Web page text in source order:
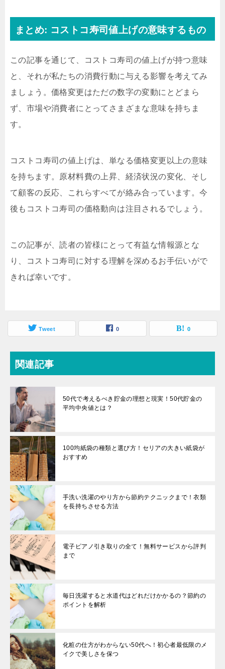
まとめ: コストコ寿司値上げの意味するもの
この記事を通じて、コストコ寿司の値上げが持つ意味
と、それが私たちの消費行動に与える影響を考えてみ
ましょう。価格変更はただの数字の変動にとどまら
ず、市場や消費者にとってさまざまな意味を持ちま
す。
コストコ寿司の値上げは、単なる価格変更以上の意味
を持ちます。原材料費の上昇、経済状況の変化、そし
て顧客の反応、これらすべてが絡み合っています。今
後もコストコ寿司の価格動向は注目されるでしょう。
この記事が、読者の皆様にとって有益な情報源とな
り、コストコ寿司に対する理解を深めるお手伝いがで
きれば幸いです。
Tweet 0 0
関連記事
50代で考えるべき貯金の理想と現実！50代貯金の
平均中央値とは？
100均紙袋の種類と選び方！セリアの大きい紙袋が
おすすめ
手洗い洗濯のやり方から節約テクニックまで！衣類
を長持ちさせる方法
電子ピアノ引き取りの全て！無料サービスから評判
まで
毎日洗濯すると水道代はどれだけかかるの？節約の
ポイントを解析
化粧の仕方がわからない50代へ！初心者最低限のメ
イクで美しさを保つ